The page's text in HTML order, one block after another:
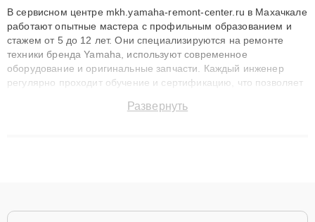
В сервисном центре mkh.yamaha-remont-center.ru в Махачкале
работают опытные мастера с профильным образованием и
стажем от 5 до 12 лет. Они специализируются на ремонте
техники бренда Yamaha, используют современное
оборудование и оригинальные запчасти. Каждый инженер
регулярно проходит обучение и сертификацию, что позволяет
технику с сохранением гарантии до 3 лет. Наши мастера
Развернуть